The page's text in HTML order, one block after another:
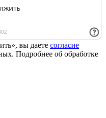
вы даете согласие
Подробнее об обработке